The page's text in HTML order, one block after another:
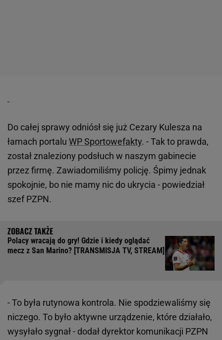
Do całej sprawy odniósł się już Cezary Kulesza na
łamach portalu WP Sportowefakty. - Tak to prawda,
został znaleziony podsłuch w naszym gabinecie
przez firmę. Zawiadomiliśmy policję. Śpimy jednak
spokojnie, bo nie mamy nic do ukrycia - powiedział
szef PZPN.
Polacy wracają do gry! Gdzie i kiedy oglądać
mecz z San Marino? [TRANSMISJA TV, STREAM]
- To była rutynowa kontrola. Nie spodziewaliśmy się
niczego. To było aktywne urządzenie, które działało,
wysyłało sygnał - dodał dyrektor komunikacji PZPN